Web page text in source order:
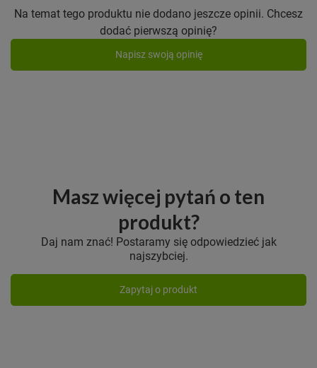
Na temat tego produktu nie dodano jeszcze opinii. Chcesz
dodać pierwszą opinię?
Napisz swoją opinię
Masz więcej pytań o ten
produkt?
Daj nam znać! Postaramy się odpowiedzieć jak
najszybciej.
Zapytaj o produkt